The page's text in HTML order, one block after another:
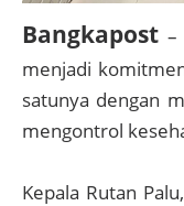
Bangkapost –
menjadi
satunya dengan
mengontrol
Kepala Rutan